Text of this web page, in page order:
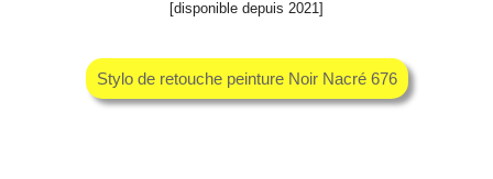
[disponible depuis 2021]
Stylo de retouche peinture Noir Nacré 676